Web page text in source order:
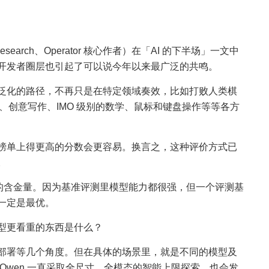
、Operator 核心作者）在「AI 的下半场」一文中
者圈层也引起了可以说今年以来最广泛的共鸣。
化的路径，不再只是在特定领域奏效，比如打败人类棋
创意写作、IMO 级别的数学、鼠标和键盘操作等等各方
单上得更高的分数会更容易。换言之，这种评价方式已
金量。因为基准评测里模型能力都很强，但一个评测基
是最优。
更看重的东西是什么？
等几个角度。但在具体的场景里，就是不同的模型及